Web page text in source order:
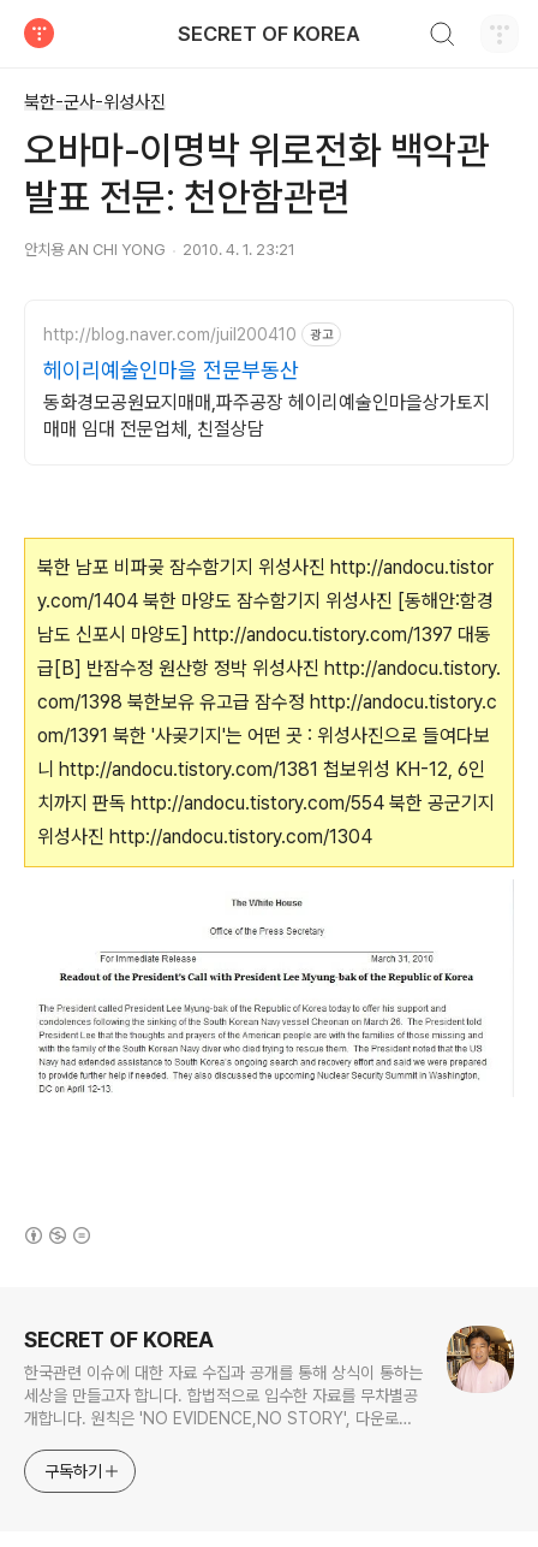
SECRET OF KOREA
북한-군사-위성사진
오바마-이명박 위로전화 백악관
발표 전문: 천안함관련
안치용 AN CHI YONG 2010. 4. 1. 23:21
http://blog.naver.com/juil200410 광고
헤이리예술인마을 전문부동산
동화경모공원묘지매매,파주공장 헤이리예술인마을상가토지
매매 임대 전문업체, 친절상담
북한 남포 비파곶 잠수함기지 위성사진 http://andocu.tistor
y.com/1404 북한 마양도 잠수함기지 위성사진 [동해안:함경
남도 신포시 마양도] http://andocu.tistory.com/1397 대동
급[B] 반잠수정 원산항 정박 위성사진 http://andocu.tistory.
com/1398 북한보유 유고급 잠수정 http://andocu.tistory.c
om/1391 북한 '사곶기지'는 어떤 곳 : 위성사진으로 들여다보
니 http://andocu.tistory.com/1381 첩보위성 KH-12, 6인
치까지 판독 http://andocu.tistory.com/554 북한 공군기지
위성사진 http://andocu.tistory.com/1304
SECRET OF KOREA
한국관련 이슈에 대한 자료 수집과 공개를 통해 상식이 통하는
세상을 만들고자 합니다. 합법적으로 입수한 자료를 무차별공
개합니다. 원칙은 'NO EVIDENCE,NO STORY', 다운로드
jesim56@gmail.com, 안보일때는 구글리더나 RSS로!!
구독하기